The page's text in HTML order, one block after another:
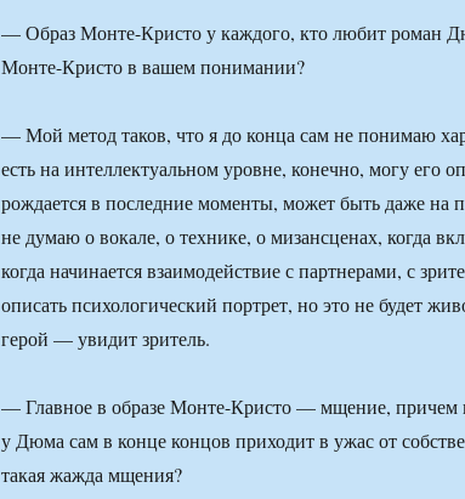
— Образ Монте-Кристо у каждого, кто любит роман
Монте-Кристо в вашем понимании?
— Мой метод таков, что я до конца сам не понимаю
есть на интеллектуальном уровне, конечно, могу его
рождается в последние моменты, может быть даже на
не думаю о вокале, о технике, о мизансценах, когда
когда начинается взаимодействие с партнерами, с
описать психологический портрет, но это не будет
герой — увидит зритель.
— Главное в образе Монте-Кристо — мщение, причем
у Дюма сам в конце концов приходит в ужас от
такая жажда мщения?